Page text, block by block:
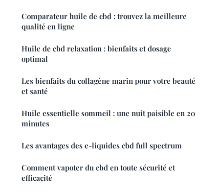
Comparateur huile de cbd : trouvez la meilleure
qualité en ligne
Huile de cbd relaxation : bienfaits et dosage
optimal
Les bienfaits du collagène marin pour votre beauté
et santé
Huile essentielle sommeil : une nuit paisible en 20
minutes
Les avantages des e-liquides cbd full spectrum
Comment vapoter du cbd en toute sécurité et
efficacité